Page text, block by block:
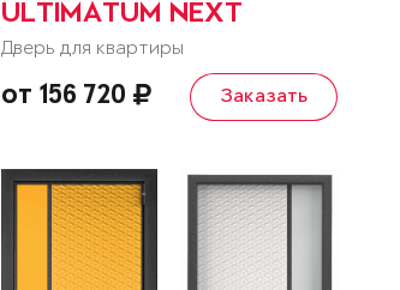
ULTIMATUM NEXT
Дверь для квартиры
от 156 720 Заказать